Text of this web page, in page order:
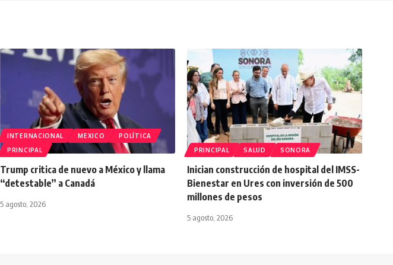
INTERNACIONAL MEXICO
POLÍTICA
PRINCIPAL
Trump critica de nuevo a México y llama
“detestable” a Canadá
5 agosto, 2026
PRINCIPAL SALUD SONORA
Inician construcción de hospital del IMSS-
Bienestar en Ures con inversión de 500
millones de pesos
5 agosto, 2026